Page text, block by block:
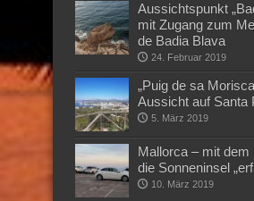
Aussichtspunkt
mit Zugang zum
de Badia Blava
24. Februar 2019
„Puig de sa
Aussicht auf Santa
5. März 2019
Mallorca – mit dem
die Sonneninsel
10. März 2019